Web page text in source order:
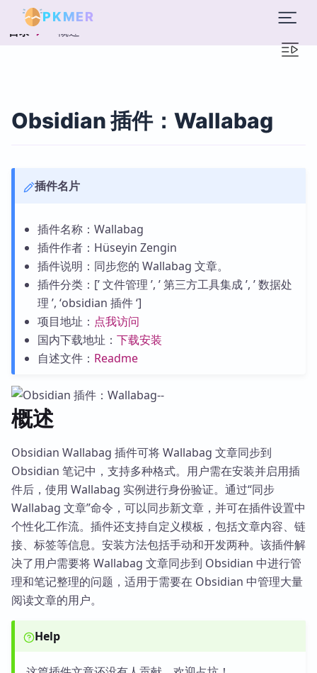
PKMER
目录 概述
Obsidian 插件：Wallabag
插件名片
插件名称：Wallabag
插件作者：Hüseyin Zengin
插件说明：同步您的 Wallabag 文章。
插件分类：[’ 文件管理 ’, ’ 第三方工具集成 ’, ’ 数据处
理 ’, ‘obsidian 插件 ‘]
项目地址： 点我访问
国内下载地址： 下载安装
自述文件： Readme
概述
Obsidian Wallabag 插件可将 Wallabag 文章同步到
Obsidian 笔记中，支持多种格式。用户需在安装并启用插
件后，使用 Wallabag 实例进行身份验证。通过“同步
Wallabag 文章”命令，可以同步新文章，并可在插件设置中
个性化工作流。插件还支持自定义模板，包括文章内容、链
接、标签等信息。安装方法包括手动和开发两种。该插件解
决了用户需要将 Wallabag 文章同步到 Obsidian 中进行管
理和笔记整理的问题，适用于需要在 Obsidian 中管理大量
阅读文章的用户。
Help